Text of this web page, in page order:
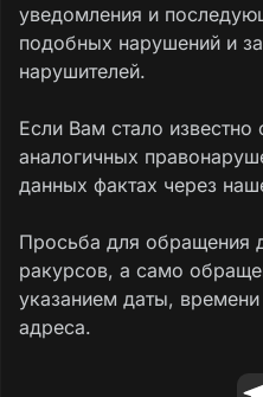
уведомления и
подобных нарушений и
нарушителей.
Если Вам стало
аналогичных
данных фактах через
Просьба для обращения
ракурсов, а само
указанием даты,
адреса.